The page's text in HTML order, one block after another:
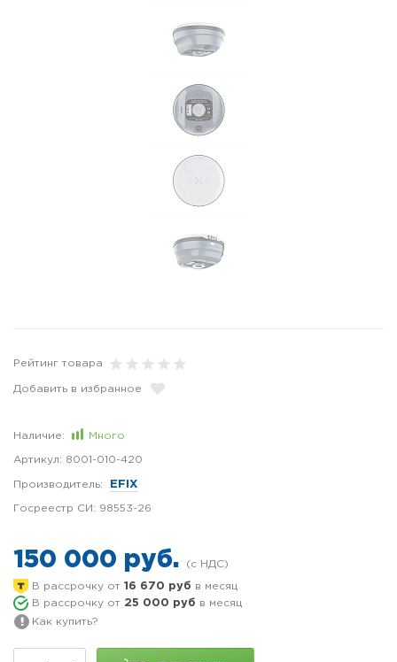
Рейтинг товара
Добавить в избранное
Наличие: Много
Артикул: 8001-010-420
Производитель: EFIX
Госреестр СИ: 98553-26
150 000 руб.
В рассрочку от 16 670 руб в месяц
В рассрочку от 25 000 руб в месяц
Как купить?